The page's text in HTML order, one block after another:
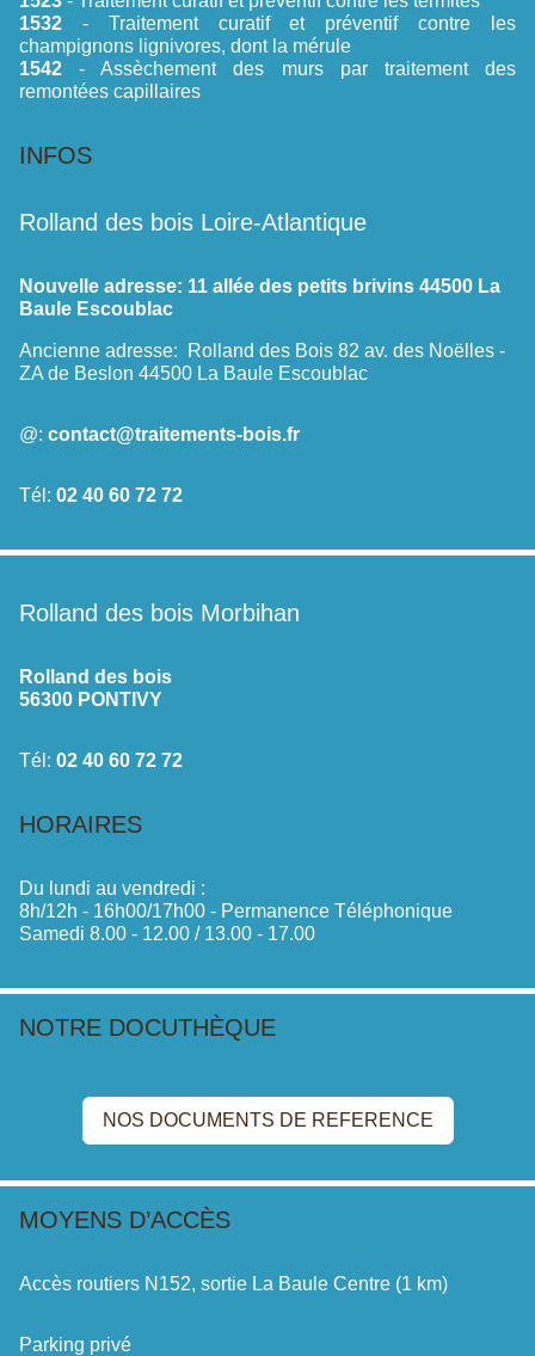
1532 - Traitement curatif et préventif contre les
champignons lignivores, dont la mérule
1542 - Assèchement des murs par traitement des
remontées capillaires
INFOS
Rolland des bois Loire-Atlantique
Nouvelle adresse: 11 allée des petits brivins 44500 La
Baule Escoublac
Ancienne adresse:
Rolland des Bois 82 av. des Noëlles -
ZA de Beslon 44500 La Baule Escoublac
@: contact@traitements-bois.fr
Tél: 02 40 60 72 72
Rolland des bois Morbihan
Rolland des bois
56300 PONTIVY
Tél: 02 40 60 72 72
HORAIRES
Du lundi au vendredi :
8h/12h - 16h00/17h00 - Permanence Téléphonique
Samedi 8.00 - 12.00 / 13.00 - 17.00
NOTRE DOCUTHÈQUE
NOS DOCUMENTS DE REFERENCE
MOYENS D’ACCÈS
Accès routiers N152, sortie La Baule Centre (1 km)
Parking privé